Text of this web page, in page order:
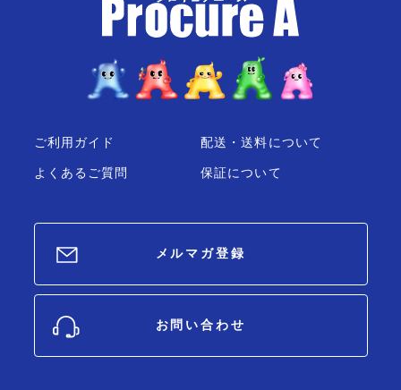
ご利用ガイド
よくあるご質問
配送・送料について
保証について
メルマガ登録
お問い合わせ